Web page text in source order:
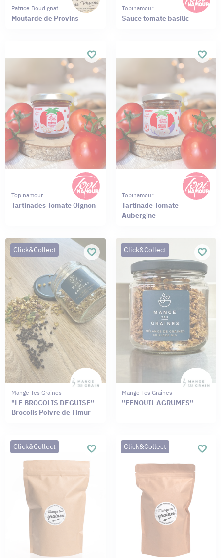
Patrice Boudignat
Moutarde de Provins
Topinamour
Sauce tomate basilic
Topinamour
Tartinades Tomate Oignon
Topinamour
Tartinade Tomate
Aubergine
Click&Collect
Mange Tes Graines
"LE BROCOLIS DEGUISE"
Brocolis Poivre de Timur
Click&Collect
Mange Tes Graines
"FENOUIL AGRUMES"
Click&Collect Click&Collect